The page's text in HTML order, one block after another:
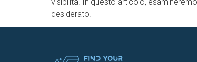
visibilità. In questo articolo,
desiderato.